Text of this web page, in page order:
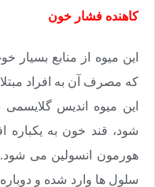
کاهنده فشار خون
این میوه از منابع
که مصرف آن به افراد
این میوه اندیس
شود، قند خون به
هورمون انسولین می شود.
سلول ها وارد شده و